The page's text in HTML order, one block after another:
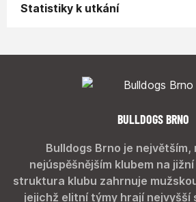
Statistiky k utkání
BULLDOGS BRNO
Bulldogs Brno je největším,
nejúspěšnějším klubem na
struktura klubu zahrnuje
jejichž elitní týmy hrají nejvyšší